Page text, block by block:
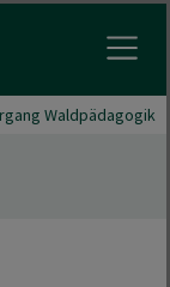
Waldpädagogik